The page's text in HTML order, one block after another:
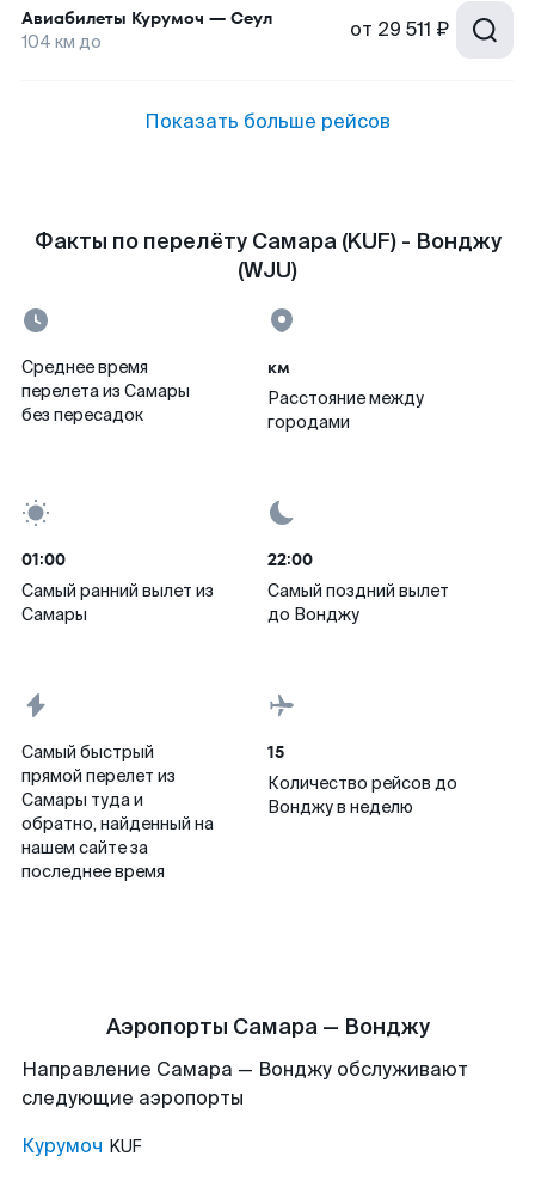
Авиабилеты Курумоч — Сеул
104 км до от 29 511 ₽
Показать больше рейсов
Факты по перелёту Самара (KUF) - Вонджу
(WJU)
Среднее время
перелета из Самары
без пересадок
км
Расстояние между
городами
01:00
Самый ранний вылет из
Самары
22:00
Самый поздний вылет
до Вонджу
Самый быстрый
прямой перелет из
Самары туда и
обратно, найденный на
нашем сайте за
последнее время
15
Количество рейсов до
Вонджу в неделю
Аэропорты Самара — Вонджу
Направление Самара — Вонджу обслуживают
следующие аэропорты
Курумоч KUF